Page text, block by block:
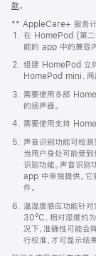
款。
窗
口
中
打
开)
** AppleCare+ 服务计
在 HomePod (第二
能的 app 中的兼容
组建 HomePod 立
HomePod mini、
需要使用多部
的扬声器。
需要使用支持
声音识别功能可检测
当用户身处可能受到
识别功能。声音识别
app 中单独提供。
件。
温湿度感应功能针
30ºC、相对湿度约
况下，准确性可能
行校准，才可显示结果